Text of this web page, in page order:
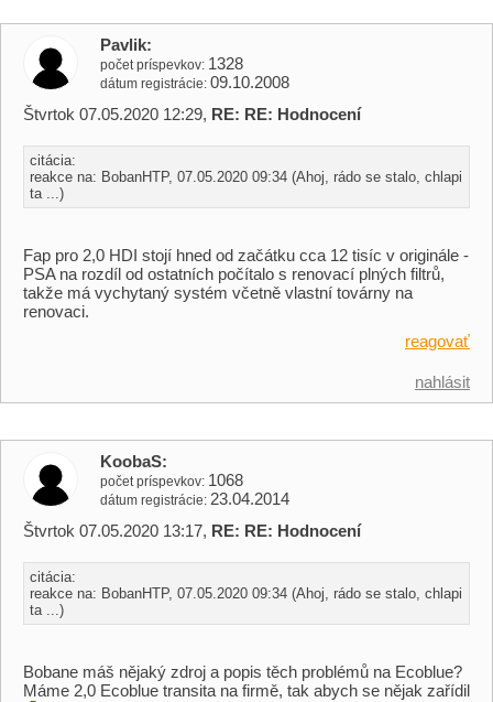
Pavlik
počet príspevkov 1328
dátum registrácie 09.10.2008
Štvrtok 07.05.2020 12:29, RE: RE: Hodnocení
citácia:
reakce na: BobanHTP, 07.05.2020 09:34 (Ahoj, rádo se stalo, chlapi
ta ...)
Fap pro 2,0 HDI stojí hned od začátku cca 12 tisíc v originále -
PSA na rozdíl od ostatních počítalo s renovací plných filtrů,
takže má vychytaný systém včetně vlastní továrny na
renovaci.
reagovať
nahlásit
KoobaS
počet príspevkov 1068
dátum registrácie 23.04.2014
Štvrtok 07.05.2020 13:17, RE: RE: Hodnocení
citácia:
reakce na: BobanHTP, 07.05.2020 09:34 (Ahoj, rádo se stalo, chlapi
ta ...)
Bobane máš nějaký zdroj a popis těch problémů na Ecoblue?
Máme 2,0 Ecoblue transita na firmě, tak abych se nějak zařídil